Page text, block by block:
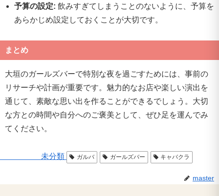
予算の設定: 飲みすぎてしまうことのないように、予算を
あらかじめ設定しておくことが大切です。
まとめ
大垣のガールズバーで特別な夜を過ごすためには、事前の
リサーチや計画が重要です。魅力的なお店や楽しい演出を
通じて、素敵な思い出を作ることができるでしょう。大切
な方との時間や自分へのご褒美として、ぜひ足を運んでみ
てください。
未分類 ガルバ ガールズバー キャバクラ
master